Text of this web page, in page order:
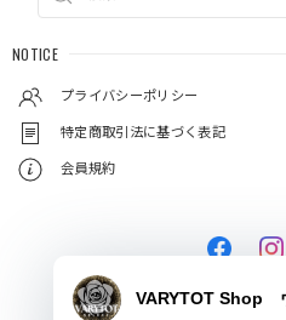
NOTICE
プライバシーポリシー
特定商取引法に基づく表記
会員規約